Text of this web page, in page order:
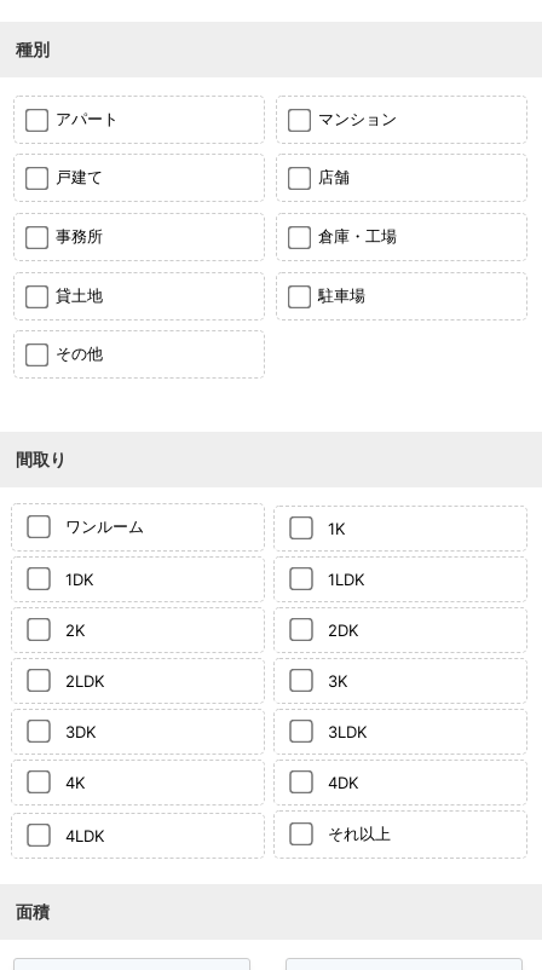
種別
アパート マンション
戸建て 店舗
事務所 倉庫・工場
貸土地 駐車場
その他
間取り
ワンルーム 1K
1DK 1LDK
2K 2DK
2LDK 3K
3DK 3LDK
4K 4DK
4LDK それ以上
面積